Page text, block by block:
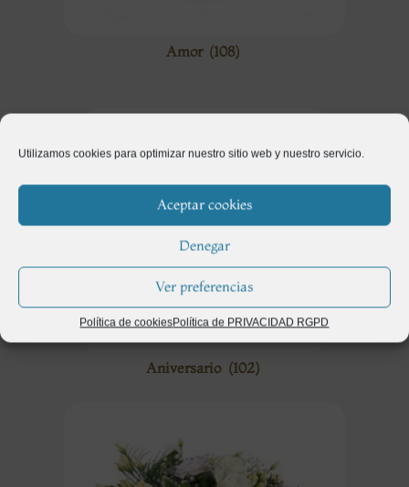
Utilizamos cookies para optimizar nuestro sitio web y nuestro servicio.
Aceptar cookies
Denegar
Ver preferencias
Política de cookiesPolítica de PRIVACIDAD RGPD
Amor (108)
Aniversario (102)